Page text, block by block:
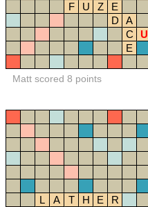
F
U Z
E
D
A
C
U
E
Matt scored 8 points
L A T H E
R